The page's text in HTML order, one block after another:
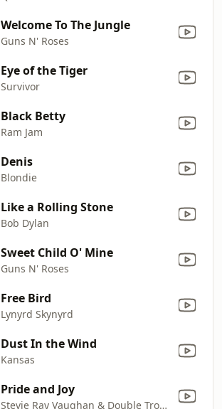
Welcome To The Jungle
Guns N' Roses
Eye of the Tiger
Survivor
Black Betty
Ram Jam
Denis
Blondie
Like a Rolling Stone
Bob Dylan
Sweet Child O' Mine
Guns N' Roses
Free Bird
Lynyrd Skynyrd
Dust In the Wind
Kansas
Pride and Joy
Stevie Ray Vaughan & Double Trouble